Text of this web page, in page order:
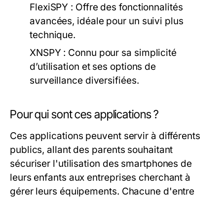
FlexiSPY : Offre des fonctionnalités
avancées, idéale pour un suivi plus
technique.
XNSPY : Connu pour sa simplicité
d’utilisation et ses options de
surveillance diversifiées.
Pour qui sont ces applications ?
Ces applications peuvent servir à différents
publics, allant des parents souhaitant
sécuriser l'utilisation des smartphones de
leurs enfants aux entreprises cherchant à
gérer leurs équipements. Chacune d'entre